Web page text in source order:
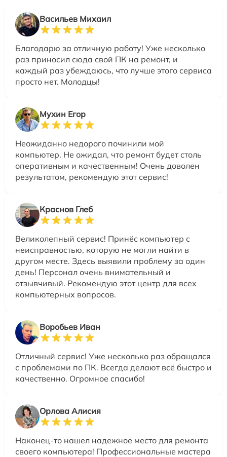
Васильев Михаил
Благодарю за отличную работу! Уже несколько
раз приносил сюда свой ПК на ремонт, и
каждый раз убеждаюсь, что лучше этого сервиса
просто нет. Молодцы!
Мухин Егор
Неожиданно недорого починили мой
компьютер. Не ожидал, что ремонт будет столь
оперативным и качественным! Очень доволен
результатом, рекомендую этот сервис!
Краснов Глеб
Великолепный сервис! Принёс компьютер с
неисправностью, которую не могли найти в
другом месте. Здесь выявили проблему за один
день! Персонал очень внимательный и
отзывчивый. Рекомендую этот центр для всех
компьютерных вопросов.
Воробьев Иван
Отличный сервис! Уже несколько раз обращался
с проблемами по ПК. Всегда делают всё быстро и
качественно. Огромное спасибо!
Орлова Алисия
Наконец-то нашел надежное место для ремонта
своего компьютера! Профессиональные мастера